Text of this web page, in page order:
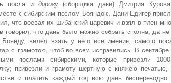
посла идорогу (сборщика дани) Дмитрия
с сибирским послом Бояндою. Дани Едигер
что воевал их шибанский царевич и взял в плен
говорил, что дань было можно собрать сполна, да не
велел взять у него все имение, самого
с грамотою, чтоб во всем исправились. В сентябре
послами сибирскими, которые привезли
привезли и грамоту шертную с княжею печатью,
и платить каждый год всю дань беспереводно.